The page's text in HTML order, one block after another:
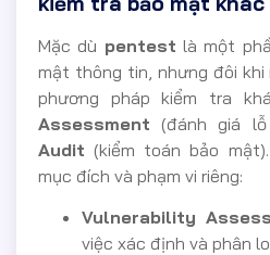
Mặc dù pentest là một
mật thông tin, nhưng đôi
phương pháp kiểm tra
Assessment (đánh giá
Audit (kiểm toán bảo
mục đích và phạm vi riêng:
Vulnerability
việc xác định và phân